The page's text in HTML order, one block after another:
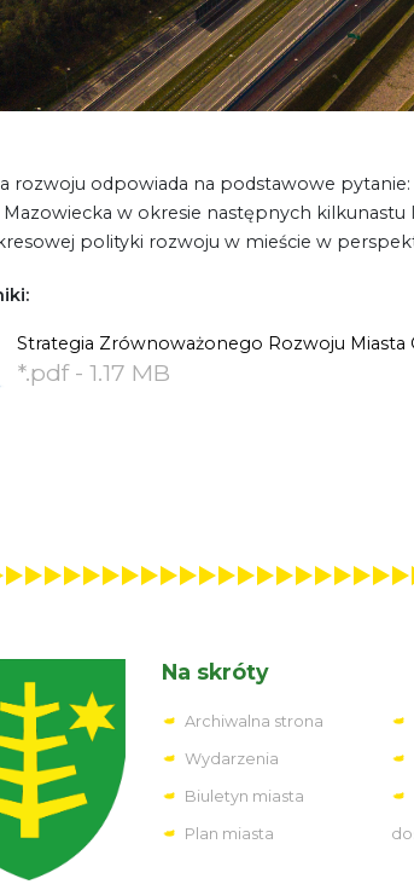
rozwoju odpowiada na podstawowe
w okresie następnych
polityki rozwoju w mieście w
Strategia Zrównoważonego Rozwoju
*.pdf - 1.17 MB
Na skróty
Archiwalna strona
Wydarzenia
Biuletyn miasta
Plan miasta